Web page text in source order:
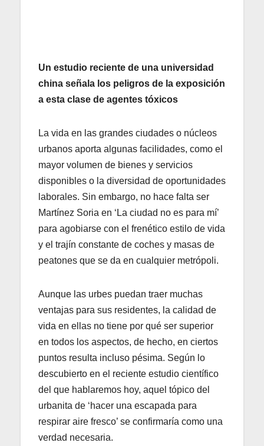
Un estudio reciente de una universidad
china señala los peligros de la exposición
a esta clase de agentes tóxicos
La vida en las grandes ciudades o núcleos
urbanos aporta algunas facilidades, como el
mayor volumen de bienes y servicios
disponibles o la diversidad de oportunidades
laborales. Sin embargo, no hace falta ser
Martínez Soria en ‘La ciudad no es para mí’
para agobiarse con el frenético estilo de vida
y el trajín constante de coches y masas de
peatones que se da en cualquier metrópoli.
Aunque las urbes puedan traer muchas
ventajas para sus residentes, la calidad de
vida en ellas no tiene por qué ser superior
en todos los aspectos, de hecho, en ciertos
puntos resulta incluso pésima. Según lo
descubierto en el reciente estudio científico
del que hablaremos hoy, aquel tópico del
urbanita de ‘hacer una escapada para
respirar aire fresco’ se confirmaría como una
verdad necesaria.